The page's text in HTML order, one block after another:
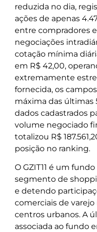
reduzida no dia,
ações de apenas
entre compradores
negociações
cotação mínima
em R$ 42,00,
extremamente
fornecida, os
máxima das últimas
dados cadastrados
volume negociado
totalizou R$
posição no ranking.
O GZIT11 é um
segmento de
e detendo
comerciais de
centros urbanos. A
associada ao fundo